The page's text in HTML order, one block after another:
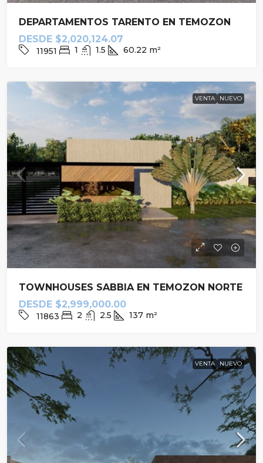
DEPARTAMENTOS TARENTO EN TEMOZON
DESDE $2,020,124.07
11951 1 1.5 60.22 m²
VENTA NUEVO
TOWNHOUSES SABBIA EN TEMOZON NORTE
DESDE $2,999,000.00
11863 2 2.5 137 m²
VENTA NUEVO